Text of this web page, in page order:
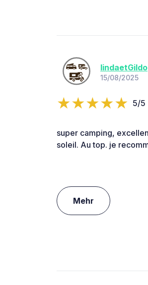
lindaetGildo
15/08/2025
5/5
super camping,
soleil. Au top. je
Mehr